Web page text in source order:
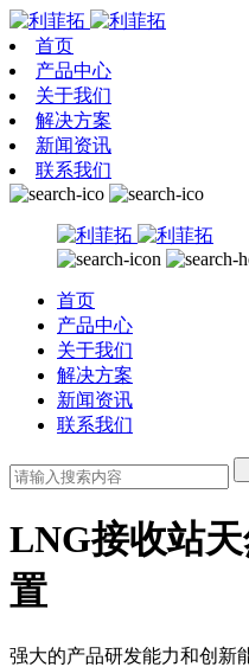
首页
产品中心
关于我们
解决方案
新闻资讯
联系我们
首页
产品中心
关于我们
解决方案
新闻资讯
联系我们
‌LNG接收站
置
强大的产品研发能力和创新